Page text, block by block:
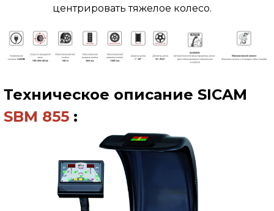
центрировать тяжелое колесо.
Техническое описание SICAM
SBM 855 :